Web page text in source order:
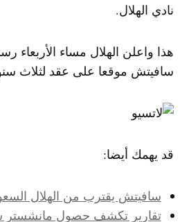
نادي الهلال.
هذا واعلن الهلال مساء الأربعاء
سافيتش موقعا على عقد لثلاث
قد يهمك أيضا:
سافيتش يقترب من الهلال
تقارير تكشف حصول مانشستر